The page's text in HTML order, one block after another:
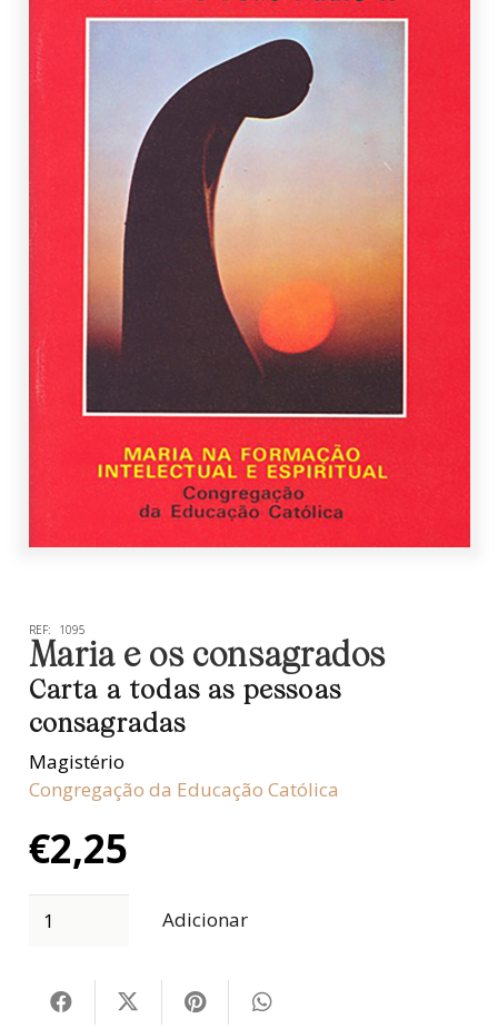
REF: 1095
Maria e os consagrados
Carta a todas as pessoas
consagradas
Magistério
Congregação da Educação Católica
€2,25
Adicionar